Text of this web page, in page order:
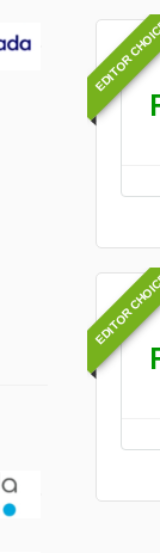
EDITOR
EDITOR